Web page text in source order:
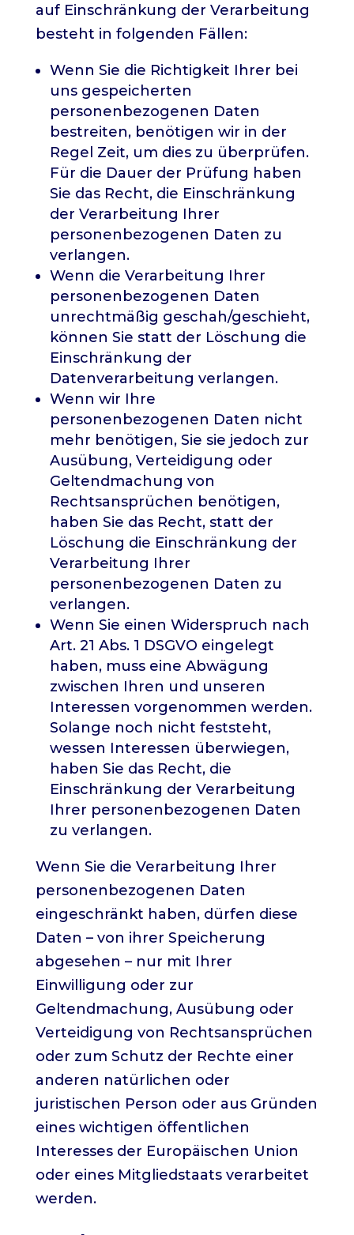
auf Einschränkung der Verarbeitung
besteht in folgenden Fällen:
Wenn Sie die Richtigkeit Ihrer bei
uns gespeicherten
personenbezogenen Daten
bestreiten, benötigen wir in der
Regel Zeit, um dies zu überprüfen.
Für die Dauer der Prüfung haben
Sie das Recht, die Einschränkung
der Verarbeitung Ihrer
personenbezogenen Daten zu
verlangen.
Wenn die Verarbeitung Ihrer
personenbezogenen Daten
unrechtmäßig geschah/geschieht,
können Sie statt der Löschung die
Einschränkung der
Datenverarbeitung verlangen.
Wenn wir Ihre
personenbezogenen Daten nicht
mehr benötigen, Sie sie jedoch zur
Ausübung, Verteidigung oder
Geltendmachung von
Rechtsansprüchen benötigen,
haben Sie das Recht, statt der
Löschung die Einschränkung der
Verarbeitung Ihrer
personenbezogenen Daten zu
verlangen.
Wenn Sie einen Widerspruch nach
Art. 21 Abs. 1 DSGVO eingelegt
haben, muss eine Abwägung
zwischen Ihren und unseren
Interessen vorgenommen werden.
Solange noch nicht feststeht,
wessen Interessen überwiegen,
haben Sie das Recht, die
Einschränkung der Verarbeitung
Ihrer personenbezogenen Daten
zu verlangen.
Wenn Sie die Verarbeitung Ihrer
personenbezogenen Daten
eingeschränkt haben, dürfen diese
Daten – von ihrer Speicherung
abgesehen – nur mit Ihrer
Einwilligung oder zur
Geltendmachung, Ausübung oder
Verteidigung von Rechtsansprüchen
oder zum Schutz der Rechte einer
anderen natürlichen oder
juristischen Person oder aus Gründen
eines wichtigen öffentlichen
Interesses der Europäischen Union
oder eines Mitgliedstaats verarbeitet
werden.